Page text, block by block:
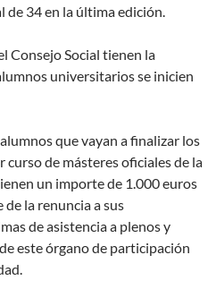
de 34 en la última edición.
Consejo Social tienen la
universitarios se inicien
que vayan a finalizar los
de másteres oficiales de la
un importe de 1.000 euros
la renuncia a sus
de asistencia a plenos y
este órgano de participación